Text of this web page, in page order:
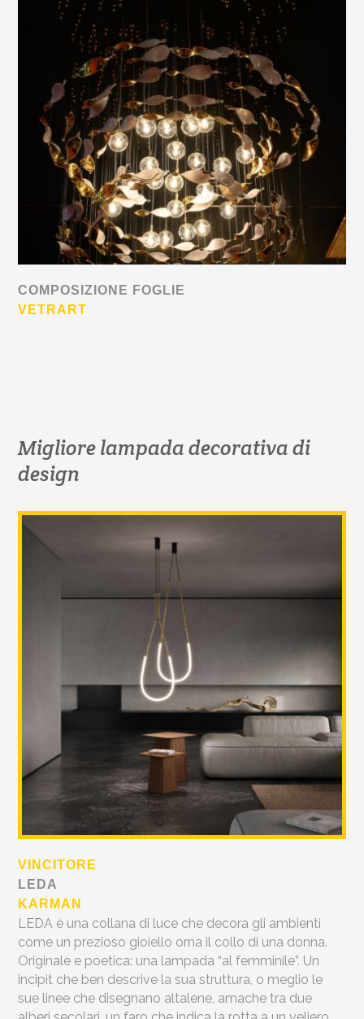
COMPOSIZIONE FOGLIE
VETRART
Migliore lampada decorativa di
design
VINCITORE
LEDA
KARMAN
LEDA è una collana di luce che decora gli ambienti
come un prezioso gioiello orna il collo di una donna.
Originale e poetica: una lampada “al femminile”. Un
incipit che ben descrive la sua struttura, o meglio le
sue linee che disegnano altalene, amache tra due